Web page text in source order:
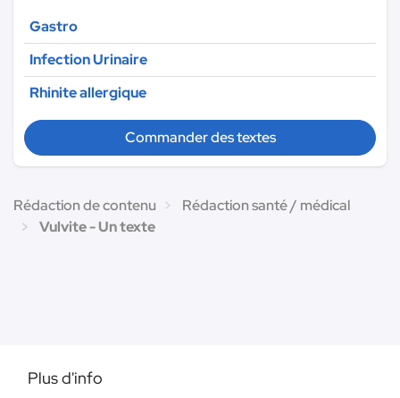
Gastro
Infection Urinaire
Rhinite allergique
Commander des textes
Rédaction de contenu
Rédaction santé / médical
Vulvite - Un texte
Plus d'info